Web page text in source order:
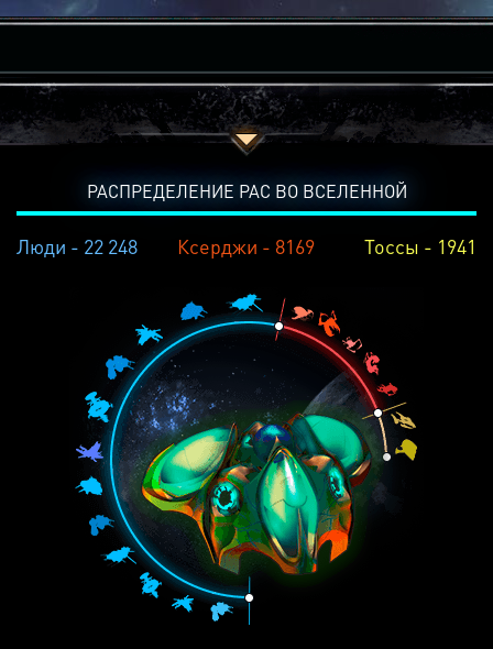
РАСПРЕДЕЛЕНИЕ РАС ВО ВСЕЛЕННОЙ
Люди - 22 248 Ксерджи - 8169 Тоссы - 1941